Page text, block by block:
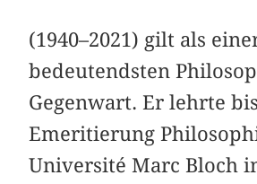
(1940–2021) gilt als
bedeutendsten
Gegenwart. Er lehrte
Emeritierung
Université Marc Bloch